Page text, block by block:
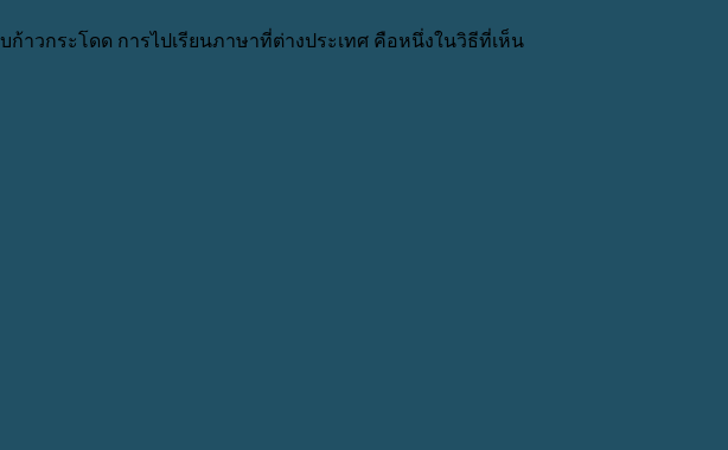
กระโดด การไปเรียนภาษาที่ต่างประเทศ คือหนึ่งในวิธีที่เห็น